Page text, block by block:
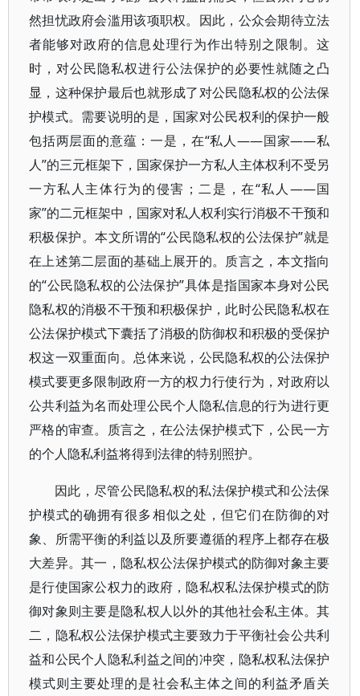
然担忧政府会滥用该项职权。因此，公众会期待立法
者能够对政府的信息处理行为作出特别之限制。这
时，对公民隐私权进行公法保护的必要性就随之凸
显，这种保护最后也就形成了对公民隐私权的公法保
护模式。需要说明的是，国家对公民权利的保护一般
包括两层面的意蕴：一是，在“私人——国家——私
人”的三元框架下，国家保护一方私人主体权利不受另
一方私人主体行为的侵害；二是，在“私人——国
家”的二元框架中，国家对私人权利实行消极不干预和
积极保护。本文所谓的“公民隐私权的公法保护”就是
在上述第二层面的基础上展开的。质言之，本文指向
的“公民隐私权的公法保护”具体是指国家本身对公民
隐私权的消极不干预和积极保护，此时公民隐私权在
公法保护模式下囊括了消极的防御权和积极的受保护
权这一双重面向。总体来说，公民隐私权的公法保护
模式要更多限制政府一方的权力行使行为，对政府以
公共利益为名而处理公民个人隐私信息的行为进行更
严格的审查。质言之，在公法保护模式下，公民一方
的个人隐私利益将得到法律的特别照护。
因此，尽管公民隐私权的私法保护模式和公法保
护模式的确拥有很多相似之处，但它们在防御的对
象、所需平衡的利益以及所要遵循的程序上都存在极
大差异。其一，隐私权公法保护模式的防御对象主要
是行使国家公权力的政府，隐私权私法保护模式的防
御对象则主要是隐私权人以外的其他社会私主体。其
二，隐私权公法保护模式主要致力于平衡社会公共利
益和公民个人隐私利益之间的冲突，隐私权私法保护
模式则主要处理的是社会私主体之间的利益矛盾关